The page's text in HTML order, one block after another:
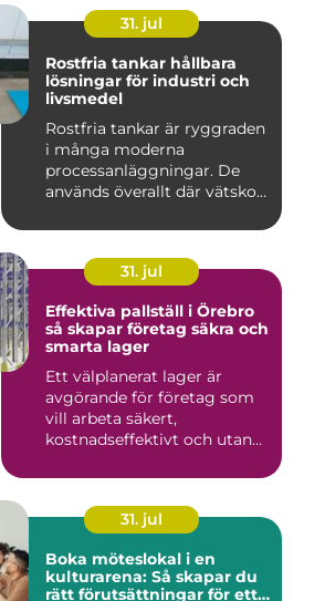
31. jul
Rostfria tankar hållbara
lösningar för industri och
livsmedel
Rostfria tankar är ryggraden
i många moderna
processanläggningar. De
används överallt där vätskor,
31. jul
Effektiva pallställ i Örebro
så skapar företag säkra och
smarta lager
Ett välplanerat lager är
avgörande för företag som
vill arbeta säkert,
kostnadseffektivt och utan
31. jul
Boka möteslokal i en
kulturarena: Så skapar du
rätt förutsättningar för ett